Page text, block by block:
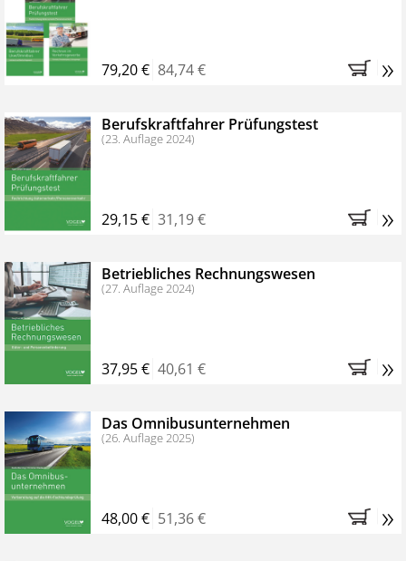
79,20 € 84,74 € »
Berufskraftfahrer Prüfungstest
(23. Auflage 2024)
29,15 € 31,19 € »
Betriebliches Rechnungswesen
(27. Auflage 2024)
37,95 € 40,61 € »
Das Omnibusunternehmen
(26. Auflage 2025)
48,00 € 51,36 € »